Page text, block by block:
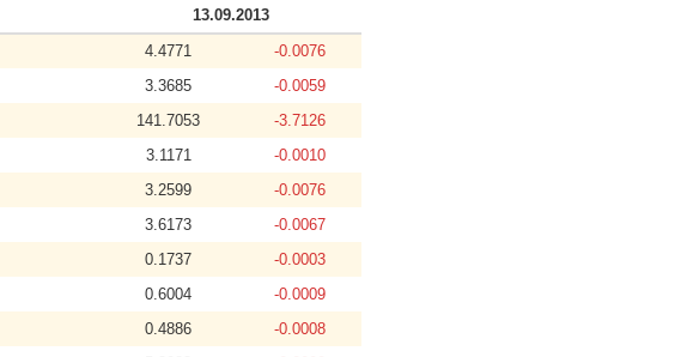
13.09.2013
4.4771
-0.0076
3.3685
-0.0059
141.7053
-3.7126
3.1171
-0.0010
3.2599
-0.0076
3.6173
-0.0067
0.1737
-0.0003
0.6004
-0.0009
0.4886
-0.0008